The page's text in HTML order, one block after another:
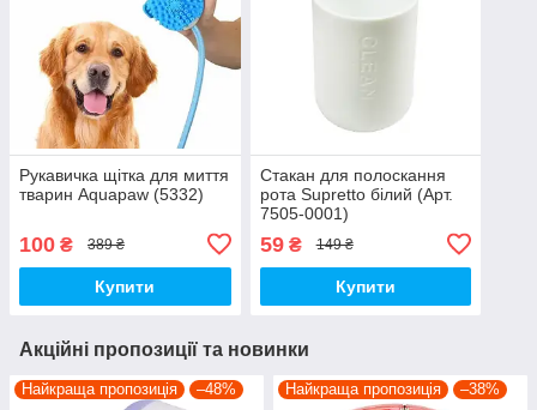
Рукавичка щітка для миття
тварин Aquapaw (5332)
100 ₴ 389 ₴
Купити
Стакан для полоскання
рота Supretto білий (Арт.
7505-0001)
59₴ 149 ₴
Купити
Акційні пропозиції та новинки
Найкраща пропозиція –48% Найкраща пропозиція –38%